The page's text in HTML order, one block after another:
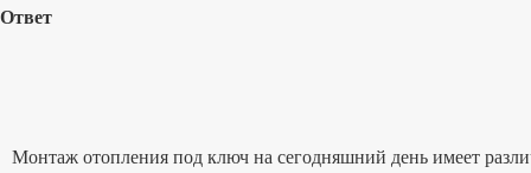
Ответ
Монтаж отопления под ключ на сегодняшний день имеет